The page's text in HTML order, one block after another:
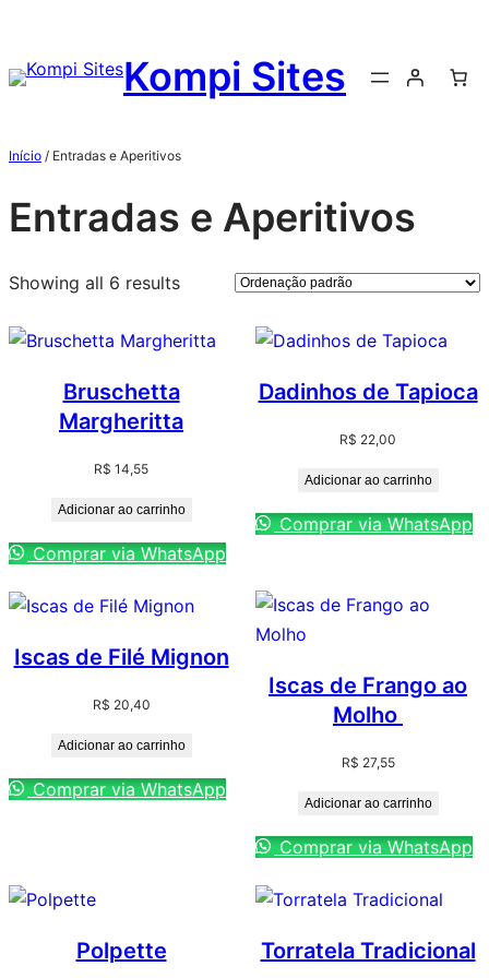
Kompi Sites
Início / Entradas e Aperitivos
Entradas e Aperitivos
Showing all 6 results
Bruschetta
Margheritta
R$ 14,55
Adicionar ao carrinho
Comprar via WhatsApp
Dadinhos de Tapioca
R$ 22,00
Adicionar ao carrinho
Comprar via WhatsApp
Iscas de Filé Mignon
R$ 20,40
Adicionar ao carrinho
Comprar via WhatsApp
Iscas de Frango ao
Molho
R$ 27,55
Adicionar ao carrinho
Comprar via WhatsApp
Polpette Torratela Tradicional